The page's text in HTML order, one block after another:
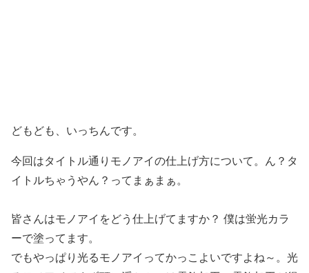
どもども、いっちんです。
今回はタイトル通りモノアイの仕上げ方について。ん？タ
イトルちゃうやん？ってまぁまぁ。
皆さんはモノアイをどう仕上げてますか？ 僕は蛍光カラ
ーで塗ってます。
でもやっぱり光るモノアイってかっこよいですよね～。光